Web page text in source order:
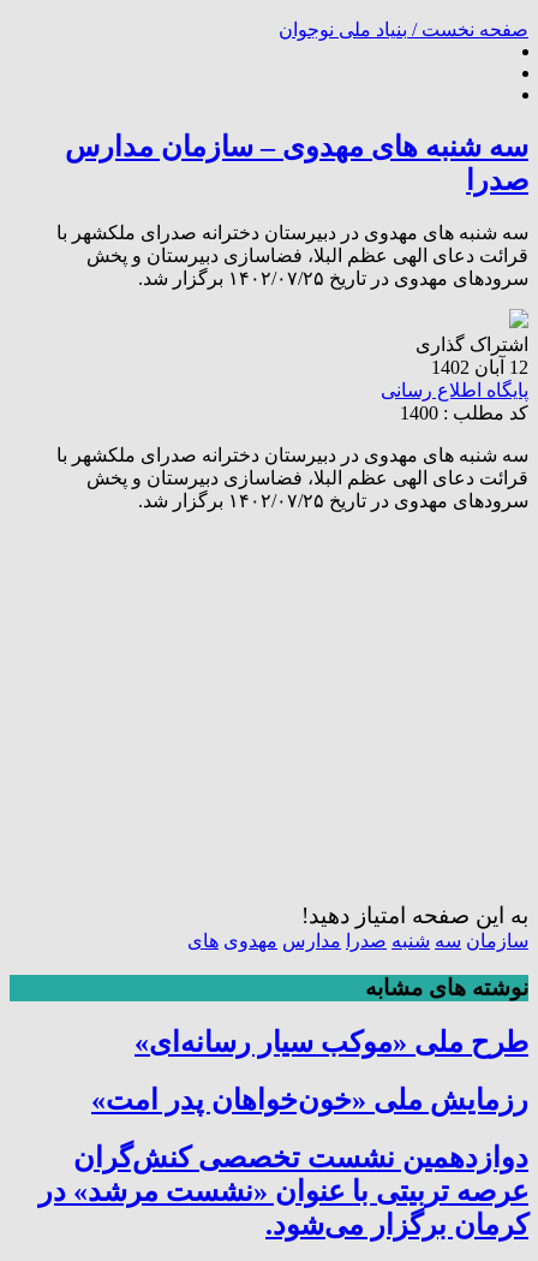
صفحه نخست / بنیاد ملی نوجوان
سه شنبه های مهدوی – سازمان مدارس
صدرا
سه شنبه های مهدوی در دبیرستان دخترانه صدرای ملکشهر با
قرائت دعای الهی عظم البلا، فضاسازی دبیرستان و پخش
سرودهای مهدوی در تاریخ ۱۴۰۲/۰۷/۲۵ برگزار شد.
اشتراک گذاری
12 آبان 1402
پایگاه اطلاع رسانی
کد مطلب : 1400
سه شنبه های مهدوی در دبیرستان دخترانه صدرای ملکشهر با
قرائت دعای الهی عظم البلا، فضاسازی دبیرستان و پخش
سرودهای مهدوی در تاریخ ۱۴۰۲/۰۷/۲۵ برگزار شد.
به این صفحه امتیاز دهید!
سازمان سه شنبه صدرا مدارس مهدوی های
نوشته های مشابه
طرح ملی «موکب سیار رسانه‌ای»
رزمایش ملی «خون‌خواهان پدر امت»
دوازدهمین نشست تخصصی کنش‌گران
عرصه تربیتی با عنوان «نشست مرشد» در
کرمان برگزار می‌شود.